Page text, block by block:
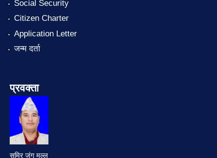
Social Security
Citizen Charter
Application Letter
जन्म दर्ता
प्रवक्ता
समिर जंग मल्ल